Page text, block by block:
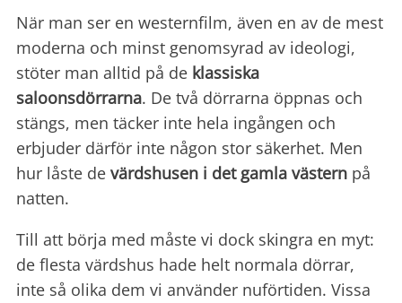
När man ser en westernfilm, även en av de mest
moderna och minst genomsyrad av ideologi,
stöter man alltid på de klassiska
saloonsdörrarna. De två dörrarna öppnas och
stängs, men täcker inte hela ingången och
erbjuder därför inte någon stor säkerhet. Men
hur låste de värdshusen i det gamla västern på
natten.
Till att börja med måste vi dock skingra en myt:
de flesta värdshus hade helt normala dörrar,
inte så olika dem vi använder nuförtiden. Vissa